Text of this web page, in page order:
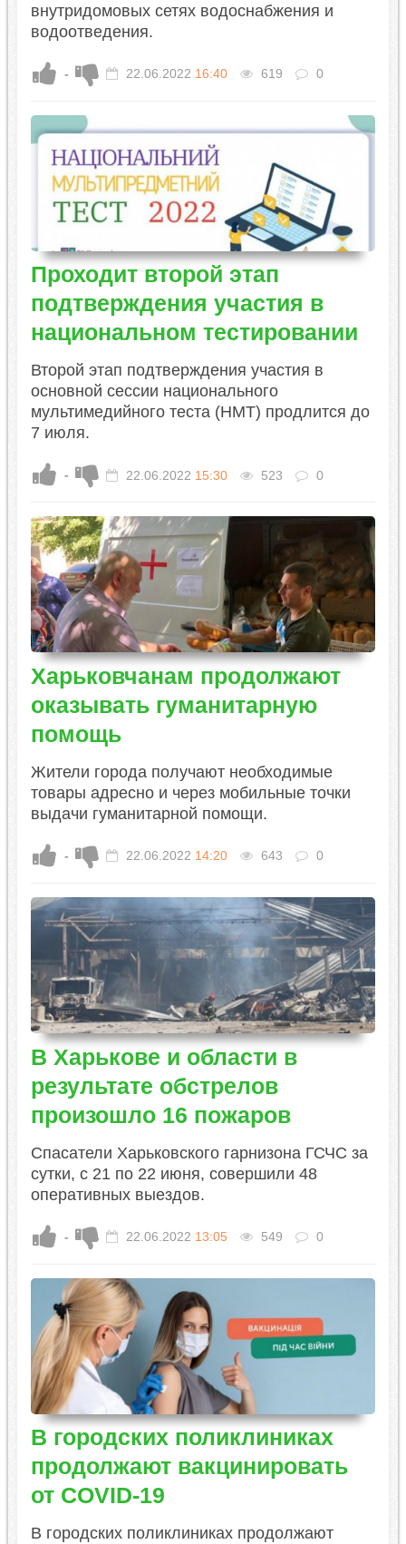
внутридомовых сетях водоснабжения и
водоотведения.
- 22.06.2022 16:40 619 0
Проходит второй этап
подтверждения участия в
национальном тестировании
Второй этап подтверждения участия в
основной сессии национального
мультимедийного теста (НМТ) продлится до
7 июля.
- 22.06.2022 15:30 523 0
Харьковчанам продолжают
оказывать гуманитарную
помощь
Жители города получают необходимые
товары адресно и через мобильные точки
выдачи гуманитарной помощи.
- 22.06.2022 14:20 643 0
В Харькове и области в
результате обстрелов
произошло 16 пожаров
Спасатели Харьковского гарнизона ГСЧС за
сутки, с 21 по 22 июня, совершили 48
оперативных выездов.
- 22.06.2022 13:05 549 0
В городских поликлиниках
продолжают вакцинировать
от COVID-19
В городских поликлиниках продолжают